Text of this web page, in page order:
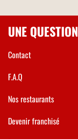
UNE QUESTION
Contact
F.A.Q
Nos restaurants
Devenir franchisé